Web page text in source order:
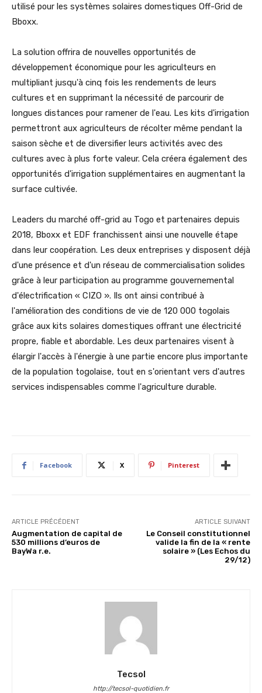
utilisé pour les systèmes solaires domestiques Off-Grid de
Bboxx.
La solution offrira de nouvelles opportunités de
développement économique pour les agriculteurs en
multipliant jusqu'à cinq fois les rendements de leurs
cultures et en supprimant la nécessité de parcourir de
longues distances pour ramener de l'eau. Les kits d'irrigation
permettront aux agriculteurs de récolter même pendant la
saison sèche et de diversifier leurs activités avec des
cultures avec à plus forte valeur. Cela créera également des
opportunités d'irrigation supplémentaires en augmentant la
surface cultivée.
Leaders du marché off-grid au Togo et partenaires depuis
2018, Bboxx et EDF franchissent ainsi une nouvelle étape
dans leur coopération. Les deux entreprises y disposent déjà
d'une présence et d'un réseau de commercialisation solides
grâce à leur participation au programme gouvernemental
d'électrification « CIZO ». Ils ont ainsi contribué à
l'amélioration des conditions de vie de 120 000 togolais
grâce aux kits solaires domestiques offrant une électricité
propre, fiable et abordable. Les deux partenaires visent à
élargir l'accès à l'énergie à une partie encore plus importante
de la population togolaise, tout en s'orientant vers d'autres
services indispensables comme l'agriculture durable.
Facebook X Pinterest
ARTICLE PRÉCÉDENT
Augmentation de capital de
530 millions d’euros de
BayWa r.e.
ARTICLE SUIVANT
Le Conseil constitutionnel
valide la fin de la « rente
solaire » (Les Echos du
29/12)
Tecsol
http://tecsol-quotidien.fr